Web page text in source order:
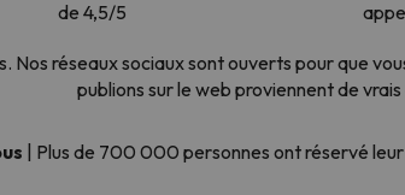
de 4,5/5
Nos réseaux sociaux sont ouverts pour que
publions sur le web proviennent de
Plus de 700 000 personnes ont réservé